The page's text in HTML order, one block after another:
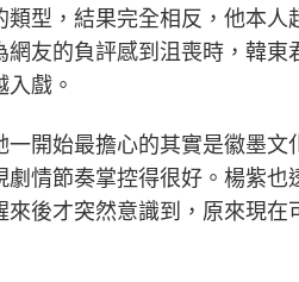
型，結果完全相反，他本人
友的負評感到沮喪時，韓
戲。
開始最擔心的其實是徽墨
情節奏掌控得很好。楊紫
後才突然意識到，原來現